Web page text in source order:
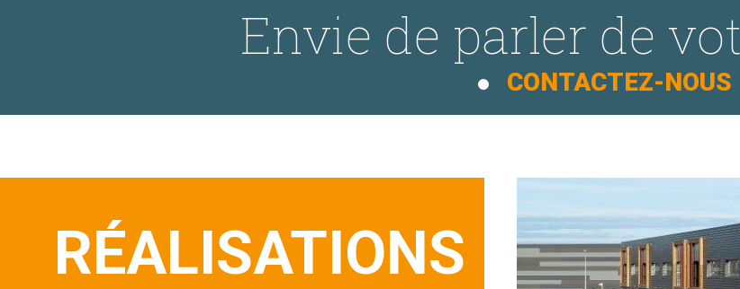
Envie de parler de
CONTACTEZ-NOUS
RÉALISATIONS